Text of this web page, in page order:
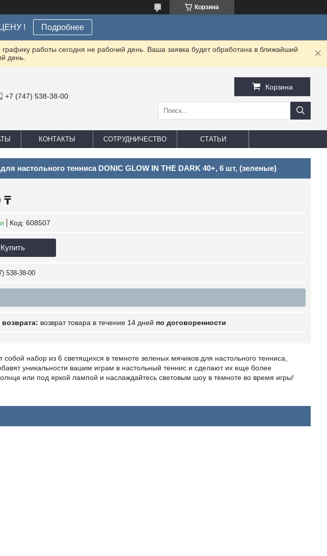
Корзина
! Подробнее
работы сегодня не рабочий день. Ваша заявка будет обработана в ближайший
день.
+7 (747) 538-38-00
Корзина
КОНТАКТЫ СОТРУДНИЧЕСТВО СТАТЬИ
настольного тенниса DONIC GLOW IN THE DARK 40+, 6 шт, (зеленые)
₸
Код: 608507
Купить
538-38-00
возврат товара в течение 14 дней по договоренности
набор из 6 светящихся в темноте зеленых мячиков для настольного тенниса,
уникальности вашим играм в настольный теннис и сделают их еще более
или под яркой лампой и наслаждайтесь световым шоу в темноте во время игры!